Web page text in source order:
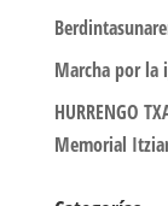
Marcha por la
HURRENGO
Memorial